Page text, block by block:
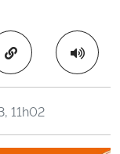
Copiar para área
11h02